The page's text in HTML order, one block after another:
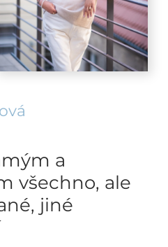
a
všechno, ale
jiné